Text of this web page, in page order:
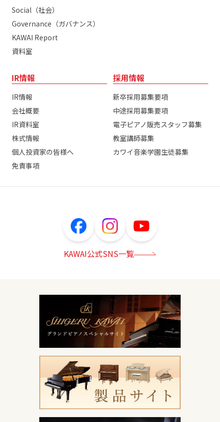
Social（社会）
Governance（ガバナンス）
KAWAI Report
資料室
IR情報
IR情報
会社概要
IR資料室
株式情報
個人投資家の皆様へ
免責事項
採用情報
新卒採用募集要項
中途採用募集要項
電子ピアノ販売スタッフ募集
教室講師募集
カワイ音楽学園生徒募集
KAWAI公式SNS一覧